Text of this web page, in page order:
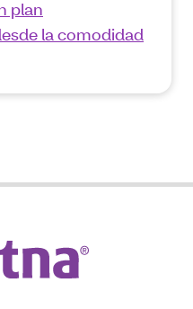
plan
la comodidad